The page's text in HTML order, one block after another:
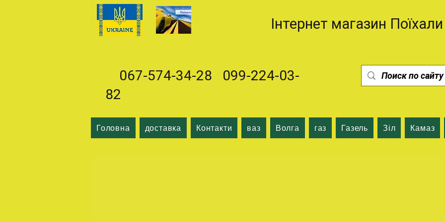
Інтернет магазин Поїхали
067-574-34-28 099-224-03-
82
Головна доставка Контакти ваз Волга газ Газель Зіл Камаз